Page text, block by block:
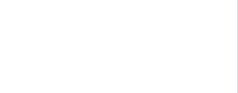
perdent de l'argent lorsqu'ils investissent sur
marchés boursiers. Derrière la façade